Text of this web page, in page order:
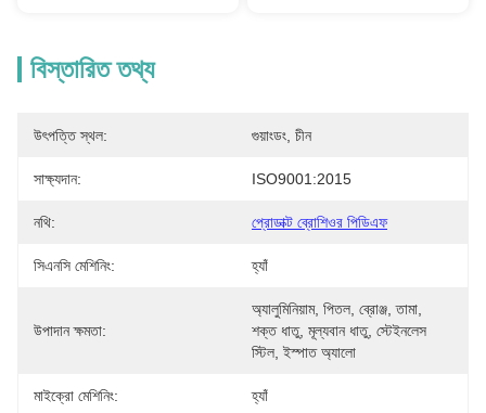
বিস্তারিত তথ্য
উৎপত্তি স্থল: গুয়াংডং, চীন
সাক্ষ্যদান: ISO9001:2015
নথি: প্রোডাক্ট ব্রোশিওর পিডিএফ
সিএনসি মেশিনিং: হ্যাঁ
উপাদান ক্ষমতা:
অ্যালুমিনিয়াম, পিতল, ব্রোঞ্জ, তামা,
শক্ত ধাতু, মূল্যবান ধাতু, স্টেইনলেস
স্টিল, ইস্পাত অ্যালো
মাইক্রো মেশিনিং: হ্যাঁ